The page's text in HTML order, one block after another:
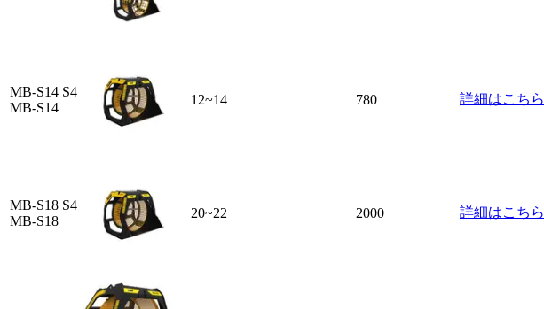
MB-S14 S4
MB-S14
12~14 780 詳細はこちら
MB-S18 S4
MB-S18
20~22 2000 詳細はこちら